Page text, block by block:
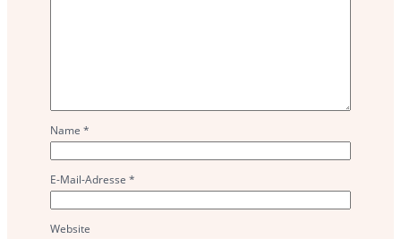
Name *
E-Mail-Adresse *
Website